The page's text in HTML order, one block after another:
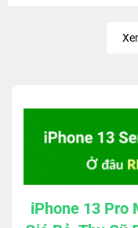
iPhone 13 Pro